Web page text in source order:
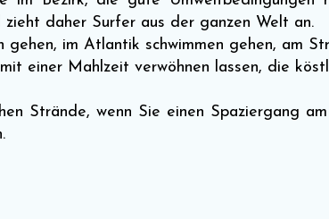
daher Surfer aus der ganzen Welt an.
im Atlantik schwimmen gehen, am
einer Mahlzeit verwöhnen lassen, die
Strände, wenn Sie einen Spaziergang